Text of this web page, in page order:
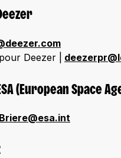
Deezer |
(European Space